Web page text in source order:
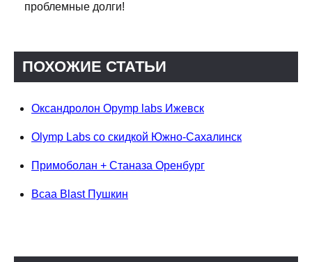
проблемные долги!
ПОХОЖИЕ СТАТЬИ
Оксандролон Opymp labs Ижевск
Olymp Labs со скидкой Южно-Сахалинск
Примоболан + Станаза Оренбург
Bcaa Blast Пушкин